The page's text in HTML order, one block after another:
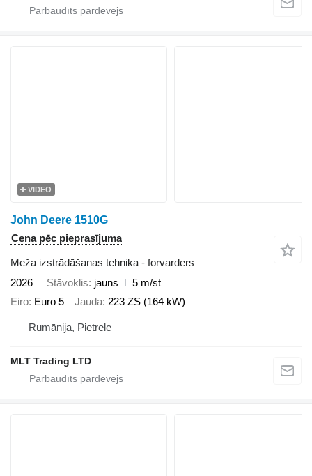
VIDEO
John Deere 1510G
Cena pēc pieprasījuma
Meža izstrādāšanas tehnika - forvarders
2026
Stāvoklis jauns
5 m/st
Eiro Euro 5 Jauda 223 ZS (164 kW)
Rumānija, Pietrele
MLT Trading LTD